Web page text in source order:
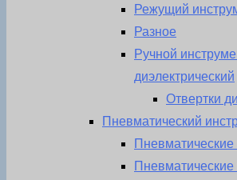
Режущий
Разное
Ручной
диэлектрический
Отвертки
Пневматический
Пневматические